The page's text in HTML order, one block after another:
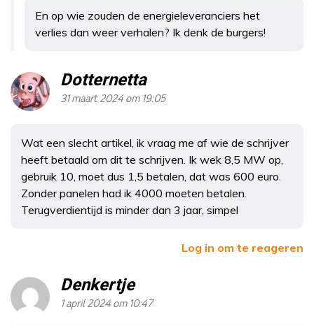
En op wie zouden de energieleveranciers het
verlies dan weer verhalen? Ik denk de burgers!
Dotternetta
31 maart 2024 om 19:05
Wat een slecht artikel, ik vraag me af wie de schrijver
heeft betaald om dit te schrijven. Ik wek 8,5 MW op,
gebruik 10, moet dus 1,5 betalen, dat was 600 euro.
Zonder panelen had ik 4000 moeten betalen.
Terugverdientijd is minder dan 3 jaar, simpel
Log in om te reageren
Denkertje
1 april 2024 om 10:47